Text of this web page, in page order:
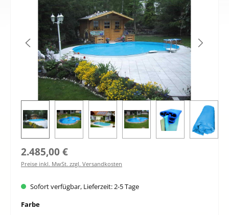
Regulärer Preis:
2.485,00 €
Preise inkl. MwSt. zzgl. Versandkosten
Sofort verfügbar, Lieferzeit: 2-5 Tage
Farbeauswählen